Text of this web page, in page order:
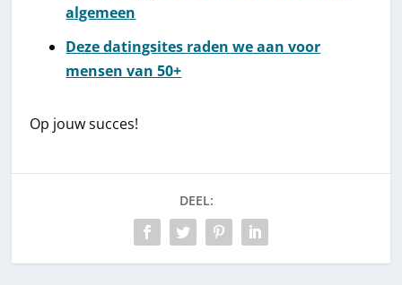
algemeen
Deze datingsites raden we aan voor
mensen van 50+
Op jouw succes!
DEEL: